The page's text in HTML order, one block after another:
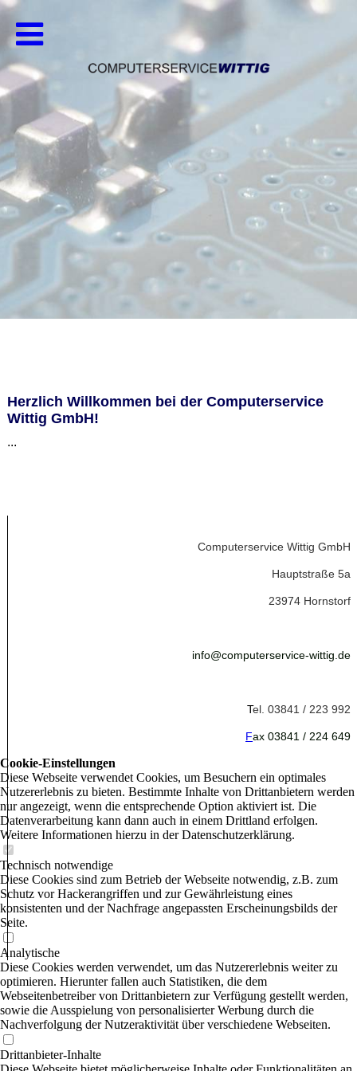
Herzlich Willkommen bei der Computerservice
Wittig GmbH!
...
Computerservice Wittig GmbH
Hauptstraße 5a
23974 Hornstorf
info@computerservice-wittig.de
Tel. 03841 / 223 992
Fax 03841 / 224 649
Cookie-Einstellungen
Diese Webseite verwendet Cookies, um Besuchern ein optimales
Nutzererlebnis zu bieten. Bestimmte Inhalte von Drittanbietern werden
nur angezeigt, wenn die entsprechende Option aktiviert ist. Die
Datenverarbeitung kann dann auch in einem Drittland erfolgen.
Weitere Informationen hierzu in der Datenschutzerklärung.
Technisch notwendige
Diese Cookies sind zum Betrieb der Webseite notwendig, z.B. zum
Schutz vor Hackerangriffen und zur Gewährleistung eines
konsistenten und der Nachfrage angepassten Erscheinungsbilds der
Seite.
Analytische
Diese Cookies werden verwendet, um das Nutzererlebnis weiter zu
optimieren. Hierunter fallen auch Statistiken, die dem
Webseitenbetreiber von Drittanbietern zur Verfügung gestellt werden,
sowie die Ausspielung von personalisierter Werbung durch die
Nachverfolgung der Nutzeraktivität über verschiedene Webseiten.
Drittanbieter-Inhalte